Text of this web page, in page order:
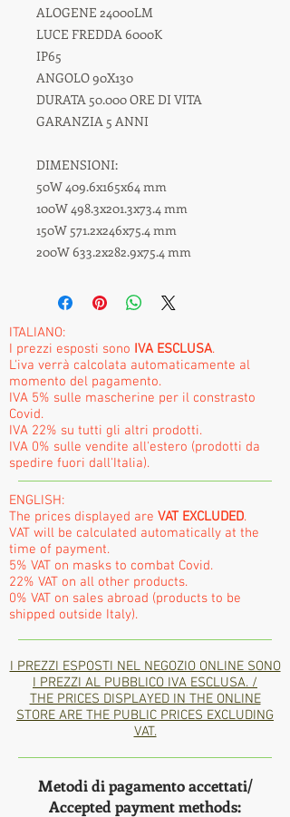
ALOGENE 24000LM
LUCE FREDDA 6000K
IP65
ANGOLO 90X130
DURATA 50.000 ORE DI VITA
GARANZIA 5 ANNI
DIMENSIONI:
50W 409.6x165x64 mm
100W 498.3x201.3x73.4 mm
150W 571.2x246x75.4 mm
200W 633.2x282.9x75.4 mm
ITALIANO:
I prezzi esposti sono IVA ESCLUSA.
L'iva verrà calcolata automaticamente al
momento del pagamento.
IVA 5% sulle mascherine per il constrasto
Covid.
IVA 22% su tutti gli altri prodotti.
IVA 0% sulle vendite all'estero (prodotti da
spedire fuori dall'Italia).
ENGLISH:
The prices displayed are VAT EXCLUDED.
VAT will be calculated automatically at the
time of payment.
5% VAT on masks to combat Covid.
22% VAT on all other products.
0% VAT on sales abroad (products to be
shipped outside Italy).
I PREZZI ESPOSTI NEL NEGOZIO ONLINE SONO
I PREZZI AL PUBBLICO IVA ESCLUSA. /
THE PRICES DISPLAYED IN THE ONLINE
STORE ARE THE PUBLIC PRICES EXCLUDING
VAT.
Metodi di pagamento accettati/
Accepted payment methods: